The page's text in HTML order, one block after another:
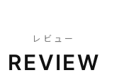
レビュー
REVIEW